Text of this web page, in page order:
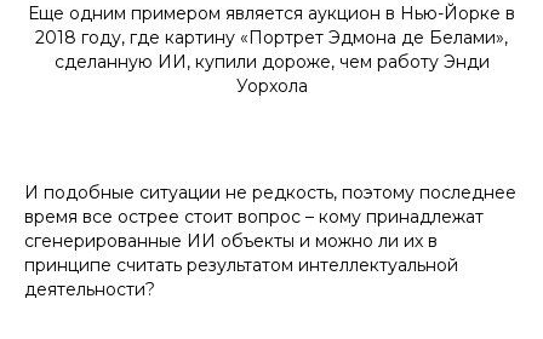
Еще одним примером является аукцион в Нью-Йорке в
2018 году, где картину «Портрет Эдмона де Белами»,
сделанную ИИ, купили дороже, чем работу Энди
Уорхола
И подобные ситуации не редкость, поэтому последнее
время все острее стоит вопрос – кому принадлежат
сгенерированные ИИ объекты и можно ли их в
принципе считать результатом интеллектуальной
деятельности?